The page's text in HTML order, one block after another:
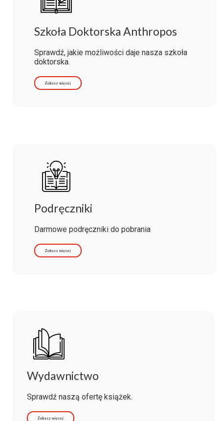
Szkoła Doktorska Anthropos
Sprawdź, jakie możliwości daje nasza szkoła
doktorska.
Zobacz więcej
Podręczniki
Darmowe podręczniki do pobrania
Zobacz więcej
Wydawnictwo
Sprawdź naszą ofertę książek.
Zobacz więcej